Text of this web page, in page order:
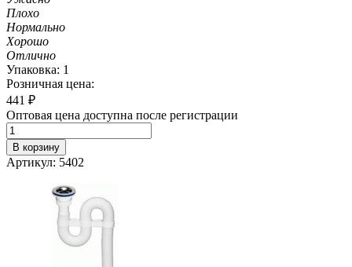
Плохо
Нормально
Хорошо
Отлично
Упаковка: 1
Розничная цена:
441 ₽
Оптовая цена доступна после регистрации
В корзину
Артикул: 5402